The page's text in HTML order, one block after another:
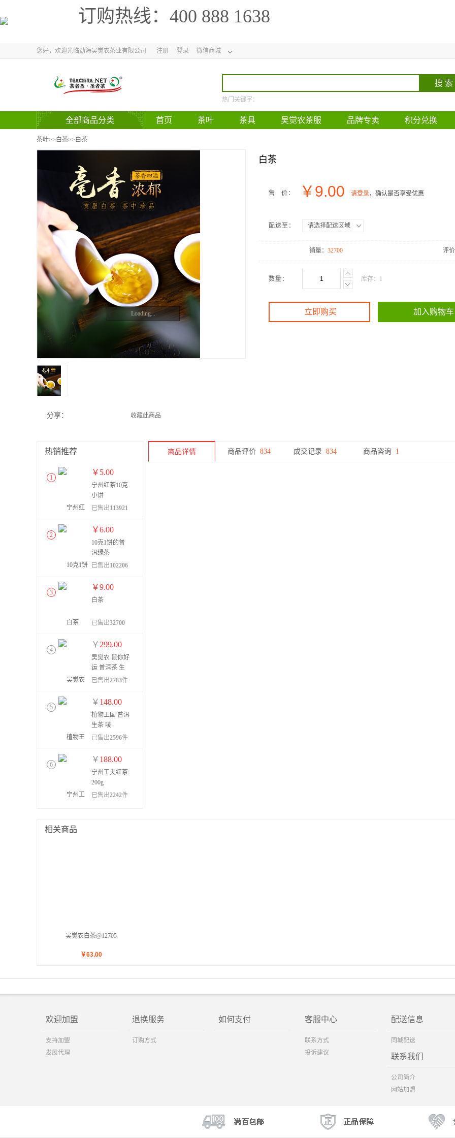
订购热线： 400 888 1638
您好，欢迎光临勐海吴觉农茶业有限公司 注册 登录 微信商城
热门关键字：
全部商品分类 首页 茶叶 茶具 吴觉农茶服 品牌专卖 积分兑换
官方网站
茶叶>> 白茶>>白茶
Loading...
分享： 收藏此商品
白茶
售 价： ￥9.00 请登录，确认是否享受优惠
配送至： 请选择配送区域
销量： 32700 评价
数量： 库存： 1
立即购买 加入购物车
热销推荐
1
￥ 5.00
宁州红茶10克
小饼
已售出113921
2
￥6.00
10克1饼的普
洱绿茶
已售出102206
3
￥9.00
白茶
已售出32700
4
￥ 299.00
吴觉农 鼠你好
运 普洱茶 生
茶 357g
已售出2783件
5
￥ 148.00
植物王国 普洱
生茶 唛
号:12305
已售出2596件
6
￥ 188.00
宁州工夫红茶
200g
已售出2242件
商品详情 商品评价 834 成交记录 834 商品咨询 1
相关商品
吴觉农白茶@12705
￥63.00
欢迎加盟
支持加盟
发展代理
退换服务
订购方式
如何支付 客服中心
联系方式
投诉建议
配送信息
同城配送
联系我们
公司简介
网站加盟